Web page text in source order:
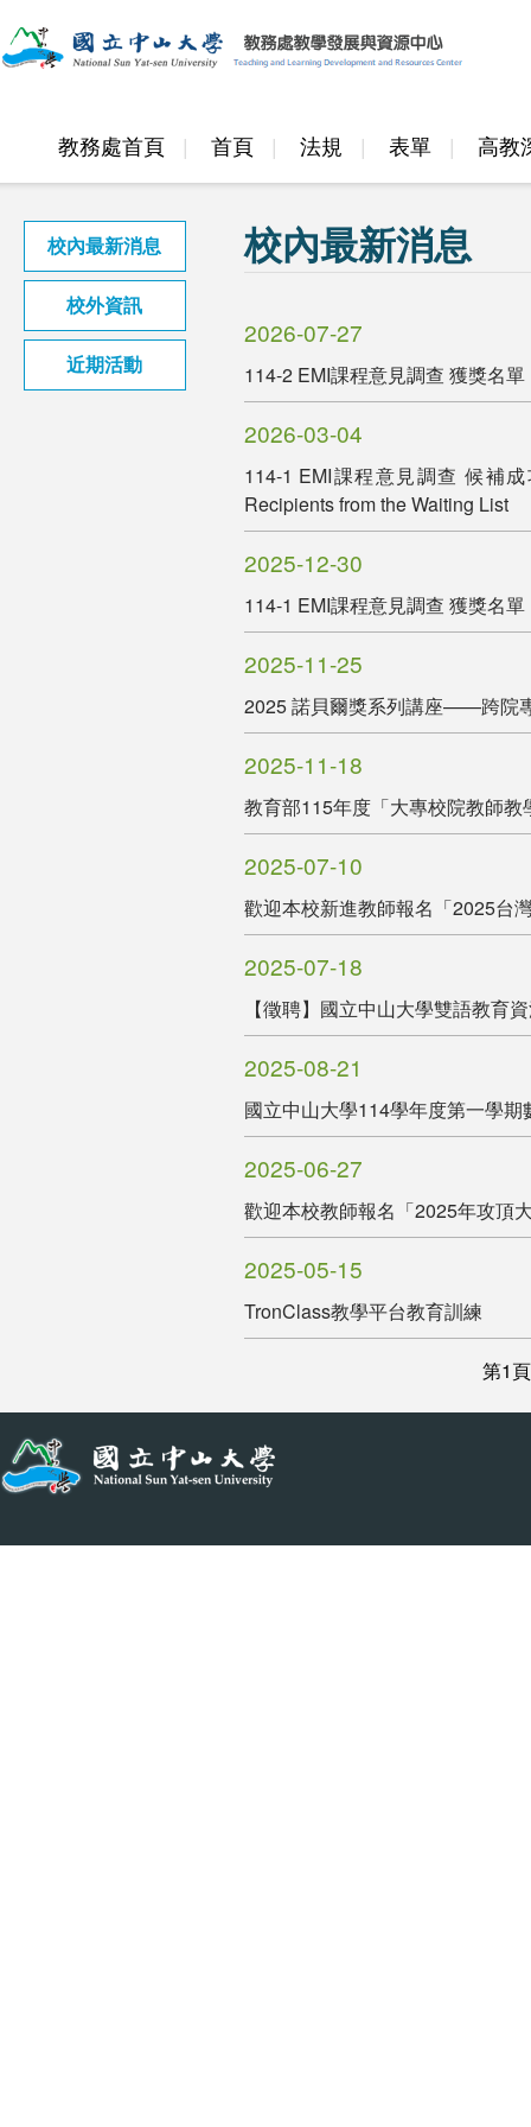
教務處首頁 首頁 法規 表單 高教
邁頂計畫
校內最新消息
校外資訊
近期活動
校內最新消息
2026-07-27
114-2 EMI課程意見調查 獲獎名
2026-03-04
114-1 EMI課程意見調查 候補
Recipients from the Waiting List
2025-12-30
114-1 EMI課程意見調查 獲獎名單
2025-11-25
2025 諾貝爾獎系列講座——跨院
2025-11-18
教育部115年度「大專校院教師
2025-07-10
歡迎本校新進教師報名「2025台
2025-07-18
【徵聘】國立中山大學雙語教育
2025-08-21
國立中山大學114學年度第一學期
2025-06-27
歡迎本校教師報名「2025年攻頂
2025-05-15
TronClass教學平台教育訓練
第1